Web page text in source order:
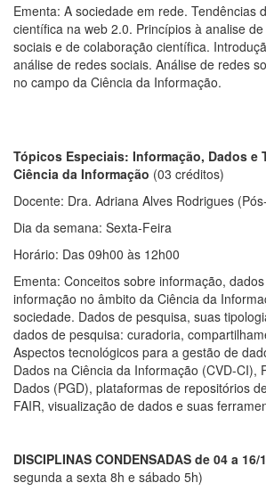
Ementa: A sociedade em rede. Tendências
científica na web 2.0. Princípios à analise
sociais e de colaboração científica.
análise de redes sociais. Análise de redes
no campo da Ciência da Informação.
Tópicos Especiais: Informação, Dados e
Ciência da Informação (03 créditos)
Docente: Dra. Adriana Alves Rodrigues
Dia da semana: Sexta-Feira
Horário: Das 09h00 às 12h00
Ementa: Conceitos sobre informação,
informação no âmbito da Ciência da
sociedade. Dados de pesquisa, suas
dados de pesquisa: curadoria,
Aspectos tecnológicos para a gestão de
Dados na Ciência da Informação (CVD-CI),
Dados (PGD), plataformas de repositórios
FAIR, visualização de dados e suas
DISCIPLINAS CONDENSADAS de 04 a 16/
segunda a sexta 8h e sábado 5h)